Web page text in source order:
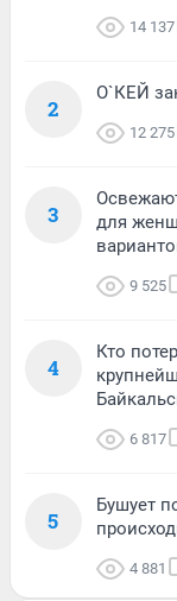
14 137
2
О`КЕЙ
12 275
3
для
9 525
4
Кто
6 817
5
Бушует
4 881